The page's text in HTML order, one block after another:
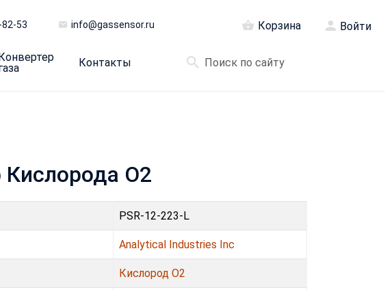
53 info@gassensor.ru Корзина Войти
Контакты
O2
PSR-12-223-L
Analytical Industries Inc
Кислород O2